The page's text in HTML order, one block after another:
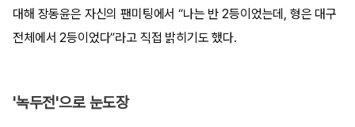
대해 장동윤은 자신의 팬미팅에서 “나는 반 2등이었는데, 형은 대구
전체에서 2등이었다”라고 직접 밝히기도 했다.
'녹두전'으로 눈도장